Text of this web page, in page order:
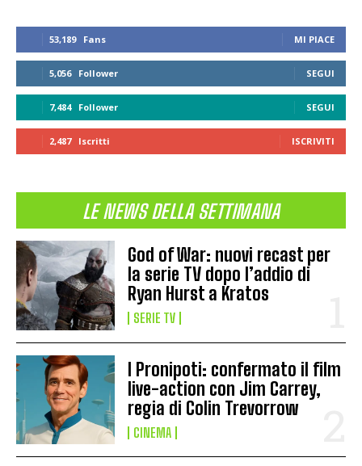
53,189 Fans MI PIACE
5,056 Follower SEGUI
7,484 Follower SEGUI
2,487 Iscritti ISCRIVITI
LE NEWS DELLA SETTIMANA
God of War: nuovi recast per
la serie TV dopo l’addio di
Ryan Hurst a Kratos
SERIE TV
I Pronipoti: confermato il film
live-action con Jim Carrey,
regia di Colin Trevorrow
CINEMA